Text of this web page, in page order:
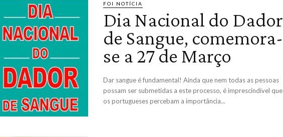
FOI NOTÍCIA
Dia Nacional do Dador
de Sangue, comemora-
se a 27 de Março
Dar sangue é fundamental! Ainda que nem todas as pessoas
possam ser submetidas a este processo, é imprescindível que
os portugueses percebam a importância...